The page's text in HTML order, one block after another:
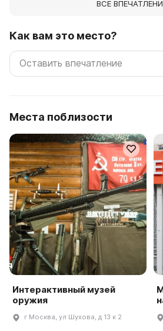
ВСЕ
Как вам это место?
Места поблизости
Интерактивный музей
оружия
г Москва, ул Шухова, д 13 к 2